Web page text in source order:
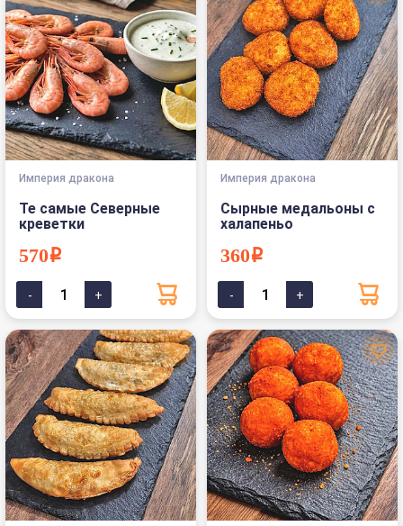
Империя дракона
Те самые Северные
креветки
570i
Империя дракона
Сырные медальоны с
халапеньо
360i